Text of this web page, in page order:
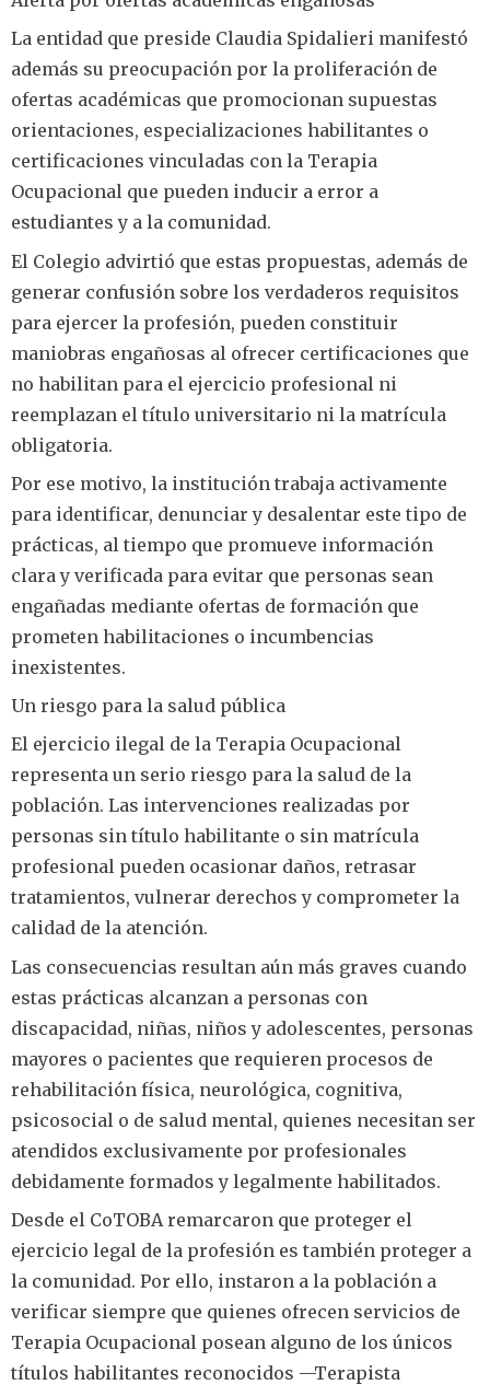
La entidad que preside Claudia Spidalieri manifestó
además su preocupación por la proliferación de
ofertas académicas que promocionan supuestas
orientaciones, especializaciones habilitantes o
certificaciones vinculadas con la Terapia
Ocupacional que pueden inducir a error a
estudiantes y a la comunidad.
El Colegio advirtió que estas propuestas, además de
generar confusión sobre los verdaderos requisitos
para ejercer la profesión, pueden constituir
maniobras engañosas al ofrecer certificaciones que
no habilitan para el ejercicio profesional ni
reemplazan el título universitario ni la matrícula
obligatoria.
Por ese motivo, la institución trabaja activamente
para identificar, denunciar y desalentar este tipo de
prácticas, al tiempo que promueve información
clara y verificada para evitar que personas sean
engañadas mediante ofertas de formación que
prometen habilitaciones o incumbencias
inexistentes.
Un riesgo para la salud pública
El ejercicio ilegal de la Terapia Ocupacional
representa un serio riesgo para la salud de la
población. Las intervenciones realizadas por
personas sin título habilitante o sin matrícula
profesional pueden ocasionar daños, retrasar
tratamientos, vulnerar derechos y comprometer la
calidad de la atención.
Las consecuencias resultan aún más graves cuando
estas prácticas alcanzan a personas con
discapacidad, niñas, niños y adolescentes, personas
mayores o pacientes que requieren procesos de
rehabilitación física, neurológica, cognitiva,
psicosocial o de salud mental, quienes necesitan ser
atendidos exclusivamente por profesionales
debidamente formados y legalmente habilitados.
Desde el CoTOBA remarcaron que proteger el
ejercicio legal de la profesión es también proteger a
la comunidad. Por ello, instaron a la población a
verificar siempre que quienes ofrecen servicios de
Terapia Ocupacional posean alguno de los únicos
títulos habilitantes reconocidos —Terapista